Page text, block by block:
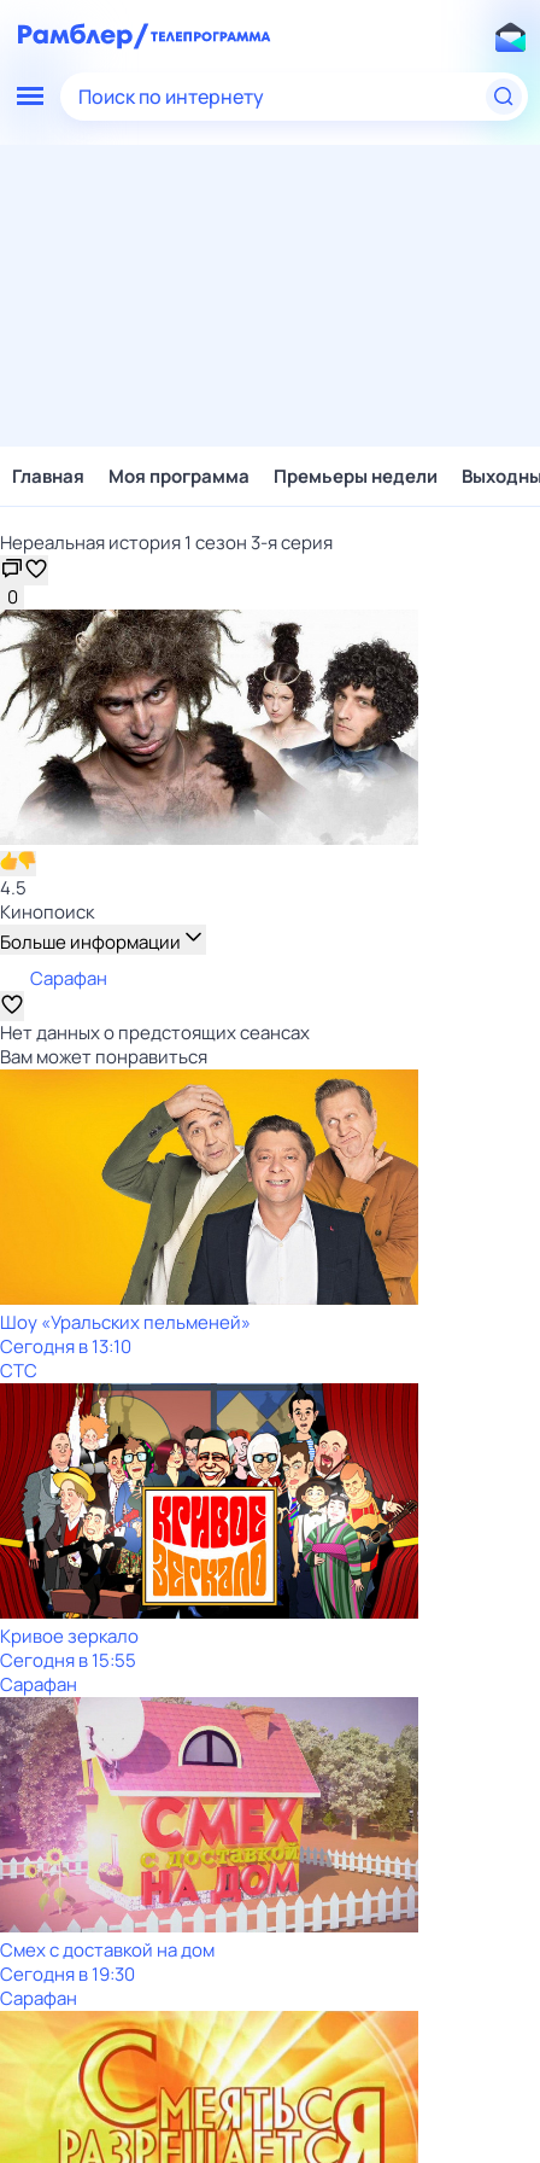
Поиск по интернету
Главная Моя программа Премьеры недели
Нереальная история 1 сезон 3-я серия
0
4.5
Кинопоиск
Больше информации
Сарафан
Нет данных о предстоящих сеансах
Вам может понравиться
Шоy «Уральских пeльменей»
Сегодня в 13:10
СТС
Кривое зеркало
Сегодня в 15:55
Сарафан
Смех с доставкой на дом
Сегодня в 19:30
Сарафан